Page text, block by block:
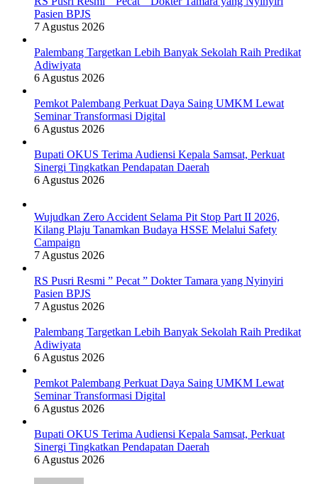
Pasien BPJS
7 Agustus 2026
Palembang Targetkan Lebih Banyak Sekolah Raih Predikat
Adiwiyata
6 Agustus 2026
Pemkot Palembang Perkuat Daya Saing UMKM Lewat
Seminar Transformasi Digital
6 Agustus 2026
Bupati OKUS Terima Audiensi Kepala Samsat, Perkuat
Sinergi Tingkatkan Pendapatan Daerah
6 Agustus 2026
Wujudkan Zero Accident Selama Pit Stop Part II 2026,
Kilang Plaju Tanamkan Budaya HSSE Melalui Safety
Campaign
7 Agustus 2026
RS Pusri Resmi ” Pecat ” Dokter Tamara yang Nyinyiri
Pasien BPJS
7 Agustus 2026
Palembang Targetkan Lebih Banyak Sekolah Raih Predikat
Adiwiyata
6 Agustus 2026
Pemkot Palembang Perkuat Daya Saing UMKM Lewat
Seminar Transformasi Digital
6 Agustus 2026
Bupati OKUS Terima Audiensi Kepala Samsat, Perkuat
Sinergi Tingkatkan Pendapatan Daerah
6 Agustus 2026